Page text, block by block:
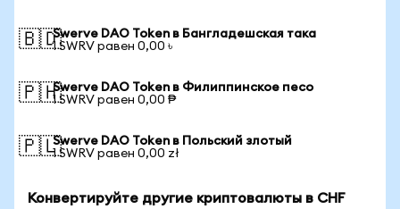
🇧🇩Swerve DAO Token в Бангладешская така
1 SWRV равен 0,00 ৳
🇵🇭Swerve DAO Token в Филиппинское песо
1 SWRV равен 0,00 ₱
🇵🇱Swerve DAO Token в Польский злотый
1 SWRV равен 0,00 zł
Конвертируйте другие криптовалюты в CHF